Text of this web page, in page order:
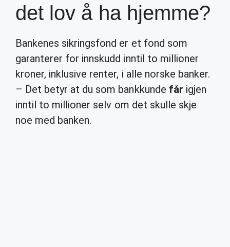
det lov å ha hjemme?
Bankenes sikringsfond er et fond som
garanterer for innskudd inntil to millioner
kroner, inklusive renter, i alle norske banker.
– Det betyr at du som bankkunde får igjen
inntil to millioner selv om det skulle skje
noe med banken.